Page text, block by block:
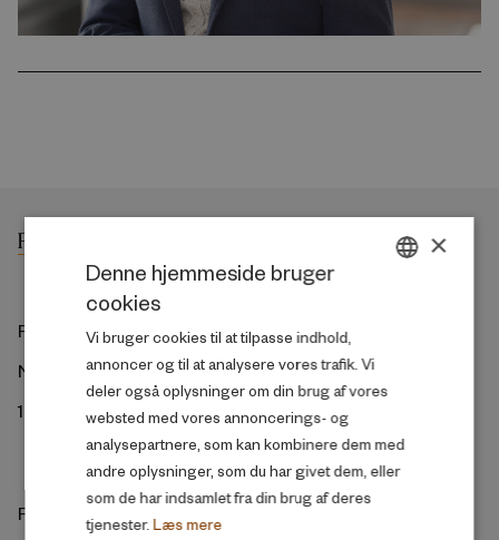
ROCKWOOL Fonden
Ny Kongensgade 6
1472 København K
ROCKWOOL Foundation Berlin
×
Denne hjemmeside bruger
cookies
Vi bruger cookies til at tilpasse indhold,
annoncer og til at analysere vores trafik. Vi
deler også oplysninger om din brug af vores
websted med vores annoncerings- og
analysepartnere, som kan kombinere dem med
andre oplysninger, som du har givet dem, eller
som de har indsamlet fra din brug af deres
tjenester. Læs mere